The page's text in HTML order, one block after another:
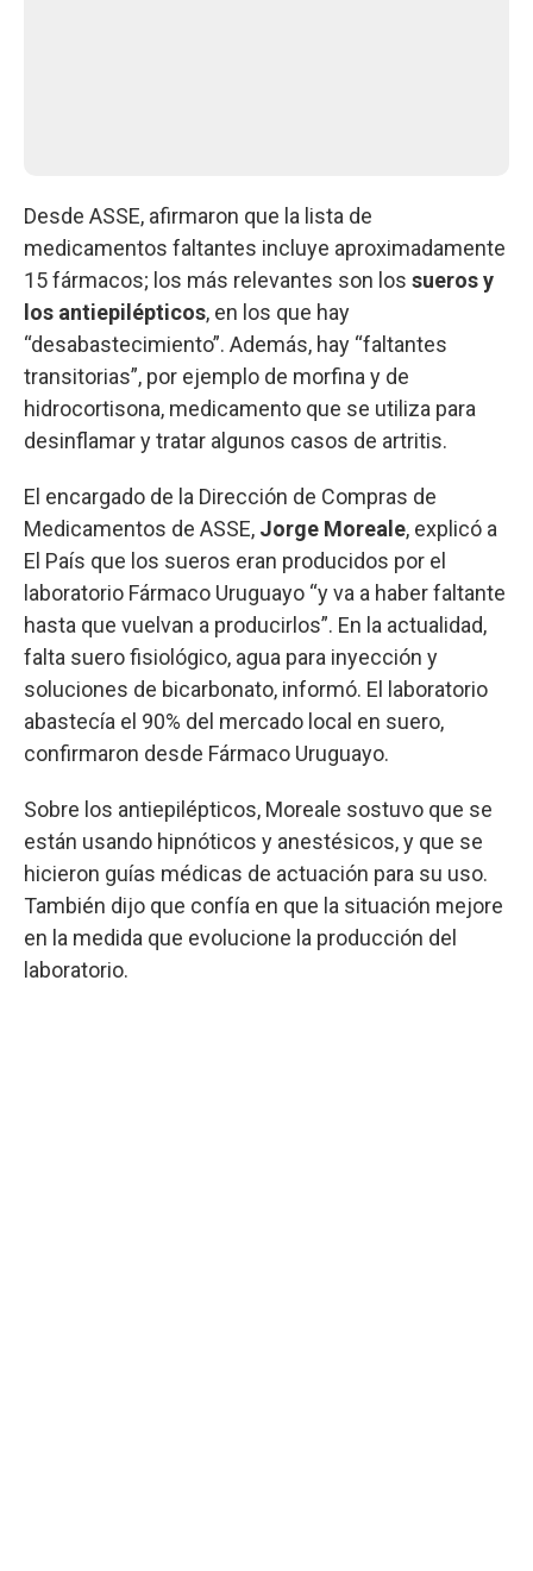
Desde ASSE, afirmaron que la lista de
medicamentos faltantes incluye aproximadamente
15 fármacos; los más relevantes son los sueros y
los antiepilépticos, en los que hay
“desabastecimiento”. Además, hay “faltantes
transitorias”, por ejemplo de morfina y de
hidrocortisona, medicamento que se utiliza para
desinflamar y tratar algunos casos de artritis.
El encargado de la Dirección de Compras de
Medicamentos de ASSE, Jorge Moreale, explicó a
El País que los sueros eran producidos por el
laboratorio Fármaco Uruguayo “y va a haber faltante
hasta que vuelvan a producirlos”. En la actualidad,
falta suero fisiológico, agua para inyección y
soluciones de bicarbonato, informó. El laboratorio
abastecía el 90% del mercado local en suero,
confirmaron desde Fármaco Uruguayo.
Sobre los antiepilépticos, Moreale sostuvo que se
están usando hipnóticos y anestésicos, y que se
hicieron guías médicas de actuación para su uso.
También dijo que confía en que la situación mejore
en la medida que evolucione la producción del
laboratorio.